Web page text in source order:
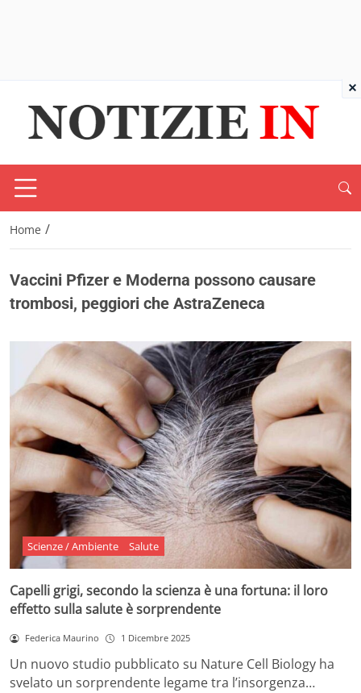
Home /
Vaccini Pfizer e Moderna possono causare
trombosi, peggiori che AstraZeneca
Scienze / Ambiente Salute
Capelli grigi, secondo la scienza è una fortuna: il loro
effetto sulla salute è sorprendente
Federica Maurino 1 Dicembre 2025
Un nuovo studio pubblicato su Nature Cell Biology ha
svelato un sorprendente legame tra l’insorgenza…
×